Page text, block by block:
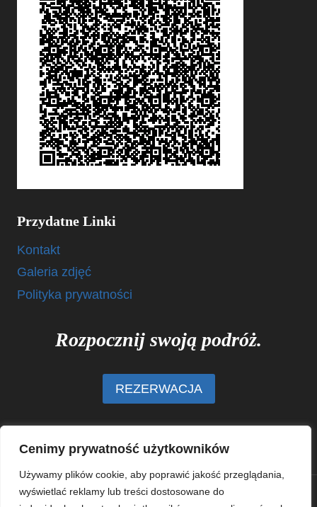
Cenimy prywatność użytkowników
Używamy plików cookie, aby poprawić jakość przeglądania,
wyświetlać reklamy lub treści dostosowane do
Przydatne Linki
Kontakt
Galeria zdjęć
Polityka prywatności
Rozpocznij swoją podróż.
REZERWACJA